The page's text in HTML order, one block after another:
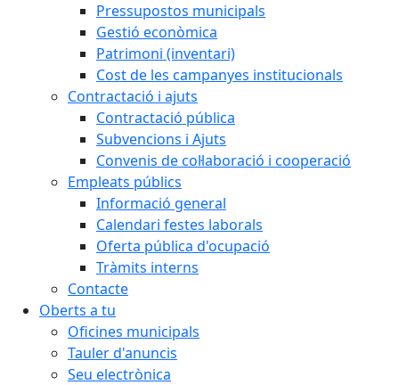
Pressupostos municipals
Gestió econòmica
Patrimoni (inventari)
Cost de les campanyes institucionals
Contractació i ajuts
Contractació pública
Subvencions i Ajuts
Convenis de col·laboració i cooperació
Empleats públics
Informació general
Calendari festes laborals
Oferta pública d'ocupació
Tràmits interns
Contacte
Oberts a tu
Oficines municipals
Tauler d'anuncis
Seu electrònica